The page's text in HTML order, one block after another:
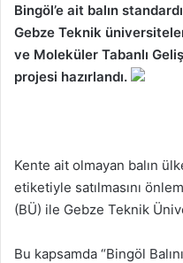
Bingöl’e ait balın
Gebze Teknik
ve Moleküler Tabanlı
projesi hazırlandı.
Kente ait olmayan balın
etiketiyle satılmasını
(BÜ) ile Gebze Teknik
Bu kapsamda “Bingöl